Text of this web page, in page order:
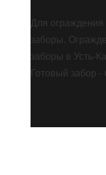
Для
заборы.
заборы в Усть-
Готовый забор